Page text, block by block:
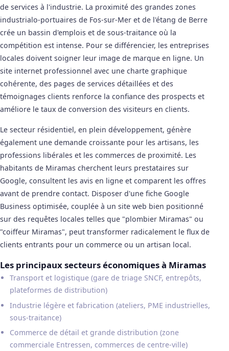
de services à l'industrie. La proximité des grandes zones
industrialo-portuaires de Fos-sur-Mer et de l'étang de Berre
crée un bassin d'emplois et de sous-traitance où la
compétition est intense. Pour se différencier, les entreprises
locales doivent soigner leur image de marque en ligne. Un
site internet professionnel avec une charte graphique
cohérente, des pages de services détaillées et des
témoignages clients renforce la confiance des prospects et
améliore le taux de conversion des visiteurs en clients.
Le secteur résidentiel, en plein développement, génère
également une demande croissante pour les artisans, les
professions libérales et les commerces de proximité. Les
habitants de Miramas cherchent leurs prestataires sur
Google, consultent les avis en ligne et comparent les offres
avant de prendre contact. Disposer d'une fiche Google
Business optimisée, couplée à un site web bien positionné
sur des requêtes locales telles que "plombier Miramas" ou
"coiffeur Miramas", peut transformer radicalement le flux de
clients entrants pour un commerce ou un artisan local.
Les principaux secteurs économiques à Miramas
Transport et logistique (gare de triage SNCF, entrepôts,
plateformes de distribution)
Industrie légère et fabrication (ateliers, PME industrielles,
sous-traitance)
Commerce de détail et grande distribution (zone
commerciale Entressen, commerces de centre-ville)